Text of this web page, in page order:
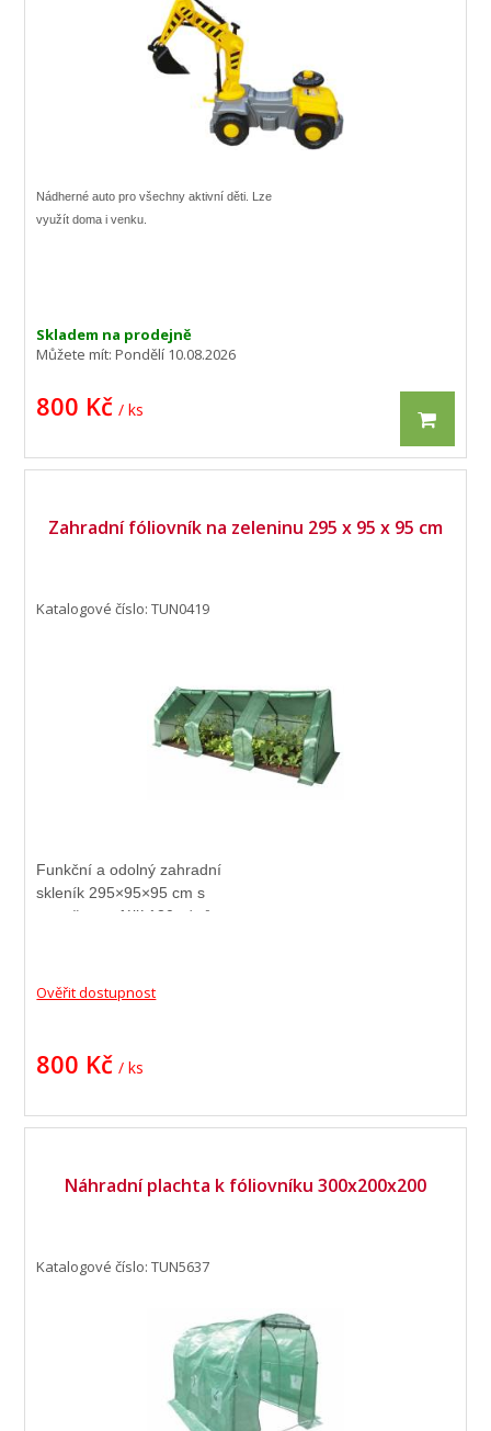
Skladem na prodejně
Můžete mít:Pondělí 10.08.2026
800 Kč / ks
Nádherné auto pro všechny aktivní děti. Lze
využít doma i venku.
Zahradní fóliovník na zeleninu 295 x 95 x 95 cm
Katalogové číslo: TUN0419
Ověřit dostupnost
800 Kč / ks
Funkční a odolný zahradní
skleník 295×95×95 cm s
vyztuženou fólií 130 g/m²
chladem a škůdci a zajišťuje tak
Toto řešení bude fungovat dobře
jak na zahradě, tak na pozemku –
Náhradní plachta k fóliovníku 300x200x200
Katalogové číslo: TUN5637